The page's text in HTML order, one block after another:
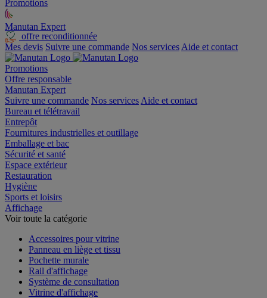
Promotions
Manutan Expert
offre reconditionnée
Mes devis Suivre une commande Nos services Aide et contact
Promotions
Offre responsable
Manutan Expert
Suivre une commande Nos services Aide et contact
Bureau et télétravail
Entrepôt
Fournitures industrielles et outillage
Emballage et bac
Sécurité et santé
Espace extérieur
Restauration
Hygiène
Sports et loisirs
Affichage
Voir toute la catégorie
Accessoires pour vitrine
Panneau en liège et tissu
Pochette murale
Rail d'affichage
Système de consultation
Vitrine d'affichage